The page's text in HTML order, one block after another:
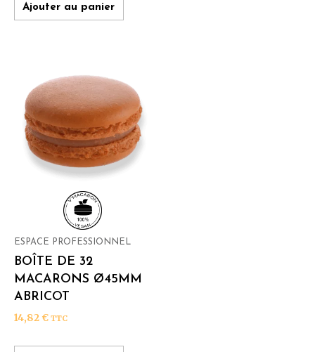
Ajouter au panier
ESPACE PROFESSIONNEL
BOÎTE DE 32
MACARONS Ø45MM
ABRICOT
14,82 € TTC